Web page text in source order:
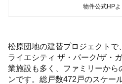
物件公式HPよ
松原団地の建替プロジェクトで
ライエシティ ザ・パーク/ザ・
業施設も多く、ファミリーから
ンです。総戸数472戸のスケー